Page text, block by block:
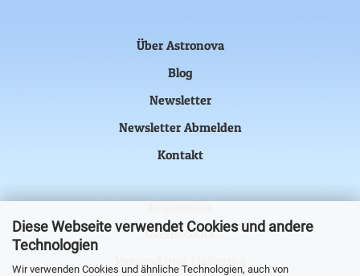
Diese Webseite verwendet Cookies und andere
Technologien
Wir verwenden Cookies und ähnliche Technologien, auch von
Über Astronova
Blog
Newsletter
Newsletter Abmelden
Kontakt
Impressum
Datenschutz
Versand und Lieferung